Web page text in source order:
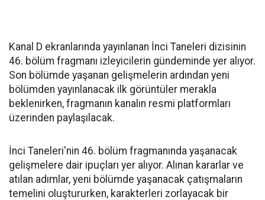
Kanal D ekranlarında yayınlanan İnci Taneleri dizisinin
46. bölüm fragmanı izleyicilerin gündeminde yer alıyor.
Son bölümde yaşanan gelişmelerin ardından yeni
bölümden yayınlanacak ilk görüntüler merakla
beklenirken, fragmanın kanalın resmi platformları
üzerinden paylaşılacak.
İnci Taneleri'nin 46. bölüm fragmanında yaşanacak
gelişmelere dair ipuçları yer alıyor. Alınan kararlar ve
atılan adımlar, yeni bölümde yaşanacak çatışmaların
temelini oluştururken, karakterleri zorlayacak bir